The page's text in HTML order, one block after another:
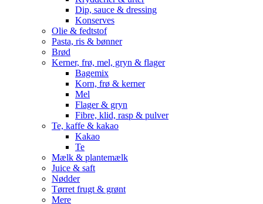
Dip, sauce & dressing
Konserves
Olie & fedtstof
Pasta, ris & bønner
Brød
Kerner, frø, mel, gryn & flager
Bagemix
Korn, frø & kerner
Mel
Flager & gryn
Fibre, klid, rasp & pulver
Te, kaffe & kakao
Kakao
Te
Mælk & plantemælk
Juice & saft
Nødder
Tørret frugt & grønt
Mere